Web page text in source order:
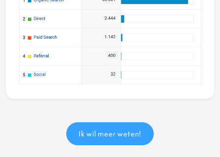
Ik wil meer weten!